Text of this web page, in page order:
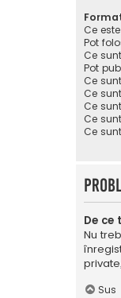
Ce
Pot
Ce
Pot
Ce
Ce
Ce
Ce
Ce
De ce
Nu
Sus